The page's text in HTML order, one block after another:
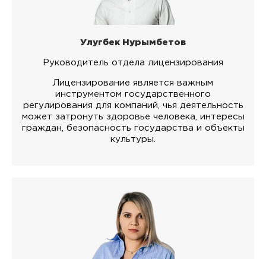
Улугбек Нурымбетов
Руководитель отдела лицензирования
Лицензирование является важным
инструментом государственного
регулирования для компаний, чья деятельность
может затронуть здоровье человека, интересы
граждан, безопасность государства и объекты
культуры.